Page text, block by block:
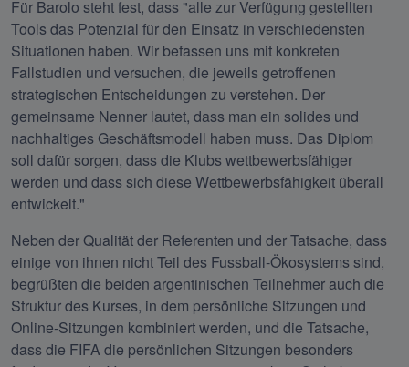
Für Barolo steht fest, dass "alle zur Verfügung gestellten
Tools das Potenzial für den Einsatz in verschiedensten
Situationen haben. Wir befassen uns mit konkreten
Fallstudien und versuchen, die jeweils getroffenen
strategischen Entscheidungen zu verstehen. Der
gemeinsame Nenner lautet, dass man ein solides und
nachhaltiges Geschäftsmodell haben muss. Das Diplom
soll dafür sorgen, dass die Klubs wettbewerbsfähiger
werden und dass sich diese Wettbewerbsfähigkeit überall
entwickelt."
Neben der Qualität der Referenten und der Tatsache, dass
einige von ihnen nicht Teil des Fussball-Ökosystems sind,
begrüßten die beiden argentinischen Teilnehmer auch die
Struktur des Kurses, in dem persönliche Sitzungen und
Online-Sitzungen kombiniert werden, und die Tatsache,
dass die FIFA die persönlichen Sitzungen besonders